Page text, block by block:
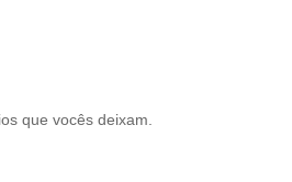
que vocês deixam.